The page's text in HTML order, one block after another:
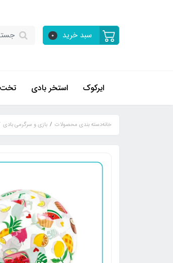
سبد خرید 0
ایرکوک استخر بادی تخت
خانهدسته بندی محصولات بازی و سرگرمی بادی